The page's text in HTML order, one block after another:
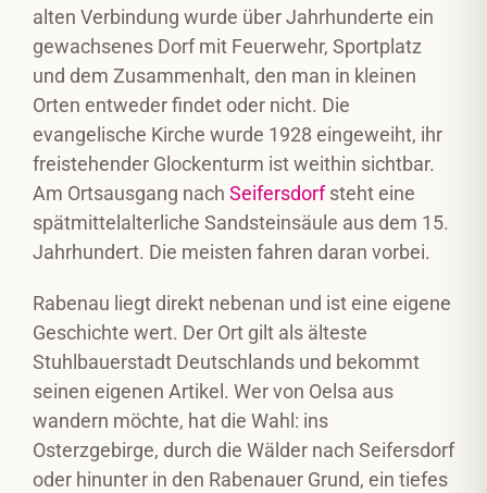
alten Verbindung wurde über Jahrhunderte ein
gewachsenes Dorf mit Feuerwehr, Sportplatz
und dem Zusammenhalt, den man in kleinen
Orten entweder findet oder nicht. Die
evangelische Kirche wurde 1928 eingeweiht, ihr
freistehender Glockenturm ist weithin sichtbar.
Am Ortsausgang nach Seifersdorfsteht eine
spätmittelalterliche Sandsteinsäule aus dem 15.
Jahrhundert. Die meisten fahren daran vorbei.
Rabenau liegt direkt nebenan und ist eine eigene
Geschichte wert. Der Ort gilt als älteste
Stuhlbauerstadt Deutschlands und bekommt
seinen eigenen Artikel. Wer von Oelsa aus
wandern möchte, hat die Wahl: ins
Osterzgebirge, durch die Wälder nach Seifersdorf
oder hinunter in den Rabenauer Grund, ein tiefes